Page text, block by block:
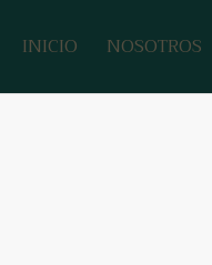
INICIO NOSOTROS